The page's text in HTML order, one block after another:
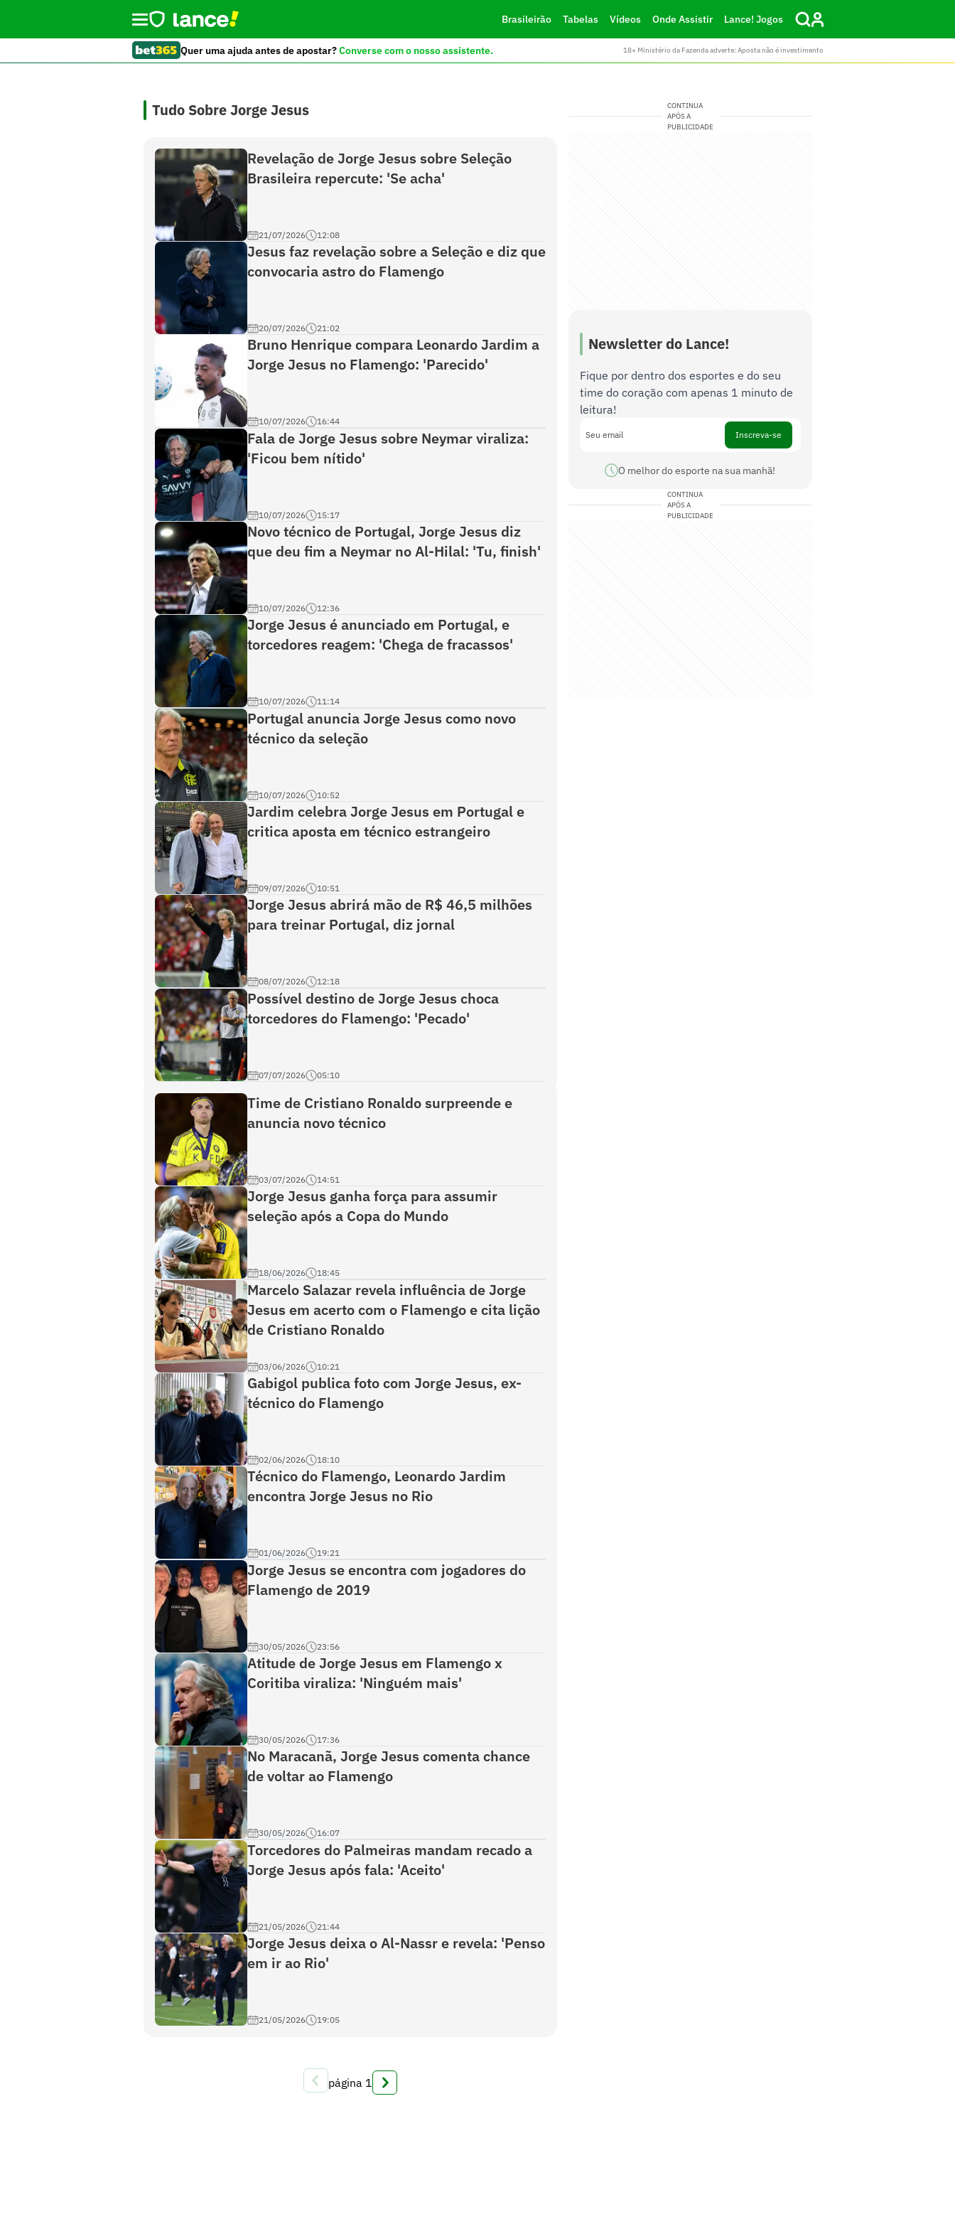
Brasileirão Tabelas Vídeos Onde Assistir Lance! Jogos
Quer uma ajuda antes de apostar?Converse com o nosso assistente. 18+ Ministério da Fazenda adverte: Aposta não é investimento
Tudo Sobre Jorge Jesus
Revelação de Jorge Jesus sobre Seleção
Brasileira repercute: 'Se acha'
21/07/2026 12:08
Jesus faz revelação sobre a Seleção e diz que
convocaria astro do Flamengo
20/07/2026 21:02
Bruno Henrique compara Leonardo Jardim a
Jorge Jesus no Flamengo: 'Parecido'
10/07/2026 16:44
Fala de Jorge Jesus sobre Neymar viraliza:
'Ficou bem nítido'
10/07/2026 15:17
Novo técnico de Portugal, Jorge Jesus diz
que deu fim a Neymar no Al-Hilal: 'Tu, finish'
10/07/2026 12:36
Jorge Jesus é anunciado em Portugal, e
torcedores reagem: 'Chega de fracassos'
10/07/2026 11:14
Portugal anuncia Jorge Jesus como novo
técnico da seleção
10/07/2026 10:52
Jardim celebra Jorge Jesus em Portugal e
critica aposta em técnico estrangeiro
09/07/2026 10:51
Jorge Jesus abrirá mão de R$ 46,5 milhões
para treinar Portugal, diz jornal
08/07/2026 12:18
Possível destino de Jorge Jesus choca
torcedores do Flamengo: 'Pecado'
07/07/2026 05:10
Time de Cristiano Ronaldo surpreende e
anuncia novo técnico
03/07/2026 14:51
Jorge Jesus ganha força para assumir
seleção após a Copa do Mundo
18/06/2026 18:45
Marcelo Salazar revela influência de Jorge
Jesus em acerto com o Flamengo e cita lição
de Cristiano Ronaldo
03/06/2026 10:21
Gabigol publica foto com Jorge Jesus, ex-
técnico do Flamengo
02/06/2026 18:10
Técnico do Flamengo, Leonardo Jardim
encontra Jorge Jesus no Rio
01/06/2026 19:21
Jorge Jesus se encontra com jogadores do
Flamengo de 2019
30/05/2026 23:56
Atitude de Jorge Jesus em Flamengo x
Coritiba viraliza: 'Ninguém mais'
30/05/2026 17:36
No Maracanã, Jorge Jesus comenta chance
de voltar ao Flamengo
30/05/2026 16:07
Torcedores do Palmeiras mandam recado a
Jorge Jesus após fala: 'Aceito'
21/05/2026 21:44
Jorge Jesus deixa o Al-Nassr e revela: 'Penso
em ir ao Rio'
21/05/2026 19:05
página 1
CONTINUA
APÓS A
PUBLICIDADE
Newsletter do Lance!
Fique por dentro dos esportes e do seu
time do coração com apenas 1 minuto de
leitura!
Inscreva-se
O melhor do esporte na sua manhã!
CONTINUA
APÓS A
PUBLICIDADE